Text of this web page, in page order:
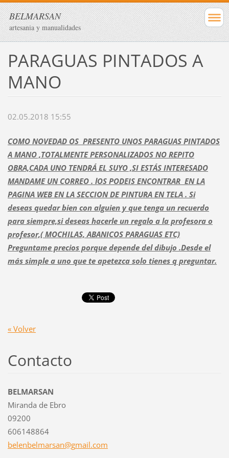
BELMARSAN
artesania y manualidades
PARAGUAS PINTADOS A
MANO
02.05.2018 15:55
COMO NOVEDAD OS PRESENTO UNOS PARAGUAS PINTADOS
A MANO ,TOTALMENTE PERSONALIZADOS NO REPITO
OBRA,CADA UNO TENDRÁ EL SUYO ,SI ESTÁS INTERESADO
MANDAME UN CORREO . lOS PODEIS ENCONTRAR EN LA
PAGINA WEB EN LA SECCION DE PINTURA EN TELA . Si
deseas quedar bien con alguien y que tenga un recuerdo
para siempre,si deseas hacerle un regalo a la profesora o
profesor,( MOCHILAS, ABANICOS PARAGUAS ETC)
Preguntame precios porque depende del dibujo .Desde el
más simple a uno que te apetezca solo tienes q preguntar.
« Volver
Contacto
BELMARSAN
Miranda de Ebro
09200
606148864
belenbelmarsan@gmail.com